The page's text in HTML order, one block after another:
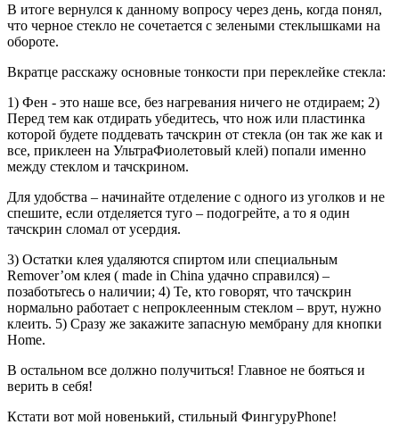
В итоге вернулся к данному вопросу через день, когда понял,
что черное стекло не сочетается с зелеными стеклышками на
обороте.
Вкратце расскажу основные тонкости при переклейке стекла:
1) Фен - это наше все, без нагревания ничего не отдираем; 2)
Перед тем как отдирать убедитесь, что нож или пластинка
которой будете поддевать тачскрин от стекла (он так же как и
все, приклеен на УльтраФиолетовый клей) попали именно
между стеклом и тачскрином.
Для удобства – начинайте отделение с одного из уголков и не
спешите, если отделяется туго – подогрейте, а то я один
тачскрин сломал от усердия.
3) Остатки клея удаляются спиртом или специальным
Remover’ом клея ( made in China удачно справился) –
позаботьтесь о наличии; 4) Те, кто говорят, что тачскрин
нормально работает с непроклеенным стеклом – врут, нужно
клеить. 5) Сразу же закажите запасную мембрану для кнопки
Home.
В остальном все должно получиться! Главное не бояться и
верить в себя!
Кстати вот мой новенький, стильный ФингуруPhone!